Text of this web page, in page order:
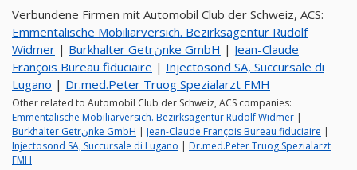
Verbundene Firmen mit Automobil Club der Schweiz, ACS:
Emmentalische Mobiliarversich. Bezirksagentur Rudolf
Widmer | Burkhalter Getrنnke GmbH | Jean-Claude
François Bureau fiduciaire | Injectosond SA, Succursale di
Lugano | Dr.med.Peter Truog Spezialarzt FMH
Other related to Automobil Club der Schweiz, ACS companies:
Emmentalische Mobiliarversich. Bezirksagentur Rudolf Widmer |
Burkhalter Getrنnke GmbH | Jean-Claude François Bureau fiduciaire |
Injectosond SA, Succursale di Lugano | Dr.med.Peter Truog Spezialarzt
FMH